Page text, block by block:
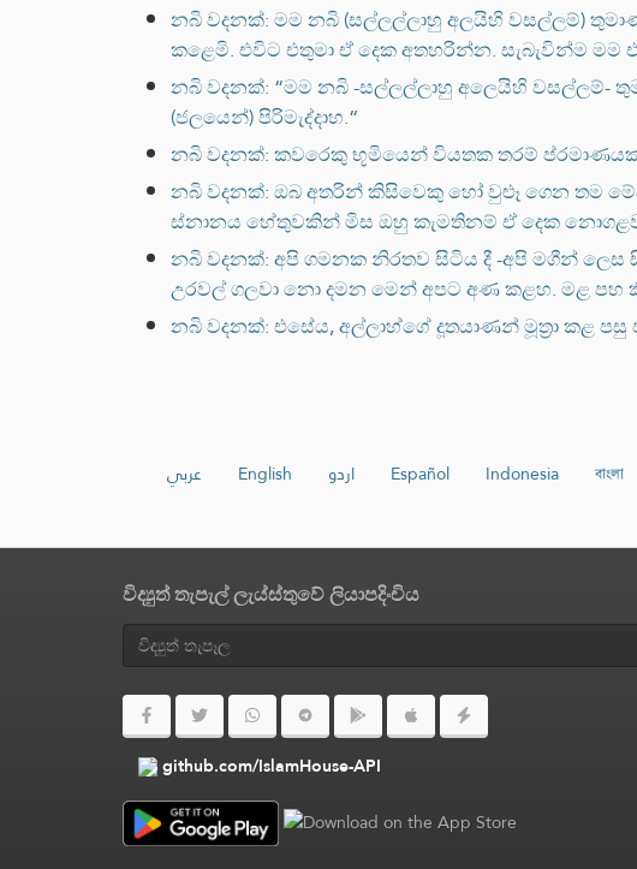
නබි වදනක්: මම නබි (සල්ලල්ලාහු අලයිහි වසල්ලම්)
කළෙමි. එවිට එතුමා ඒ දෙක අතහරින්න. සැබැවින්ම මම
නබි වදනක්: “මම නබි -සල්ලල්ලාහු අලෙයිහි වසල්ලම්-
(ජලයෙන්) පිරිමැද්දාහ.“
නබි වදනක්: කවරෙකු භූමියෙන් වියතක තරම්
නබි වදනක්: ඔබ අතරින් කිසිවෙකු හෝ වුළූ ගෙන තම මේස්
ස්නානය හේතුවකින් මිස ඔහු කැමතිනම් ඒ දෙක
නබි වදනක්: අපි ගමනක නිරතව සිටිය දී -අපි මගීන් ලෙස
උරවල් ගලවා නො දමන මෙන් අපට අණ කළහ. මළ පහ
නබි වදනක්: එසේය, අල්ලාහ්ගේ දූතයාණන් මූත්‍රා කළ
عربي English اردو Español Indonesia বাংলা
විද්‍යුත් තැපැල් ලැය්ස්තුවේ ලියාපදිංචිය
github.com/IslamHouse-API